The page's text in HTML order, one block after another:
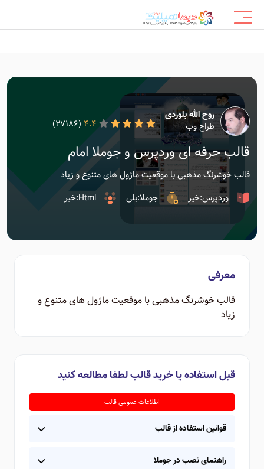
روح الله بلوردی
طراح وب
4.4
(27186)
قالب حرفه ای وردپرس و جوملا امام
قالب خوشرنگ مذهبی با موقعیت ماژول های متنوع و زیاد
وردپرس:خیر
جوملا:بلی Html:خیر
معرفی
قالب خوشرنگ مذهبی با موقعیت ماژول های متنوع و
زیاد
قبل استفاده یا خرید قالب لطفا مطالعه کنید
اطلاعات عمومی قالب
قوانین استفاده از قالب
راهنمای نصب در جوملا